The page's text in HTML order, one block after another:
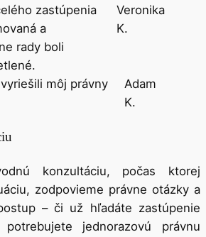
zastúpenia
a
rady boli
Veronika
K.
môj právny
Adam
K.
konzultáciu, počas ktorej
zodpovieme právne otázky a
– či už hľadáte zastúpenie
jednorazovú právnu